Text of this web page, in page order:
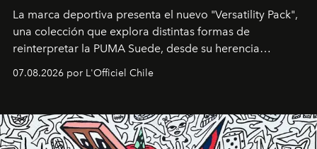
La marca deportiva presenta el nuevo "Versatility Pack",
una colección que explora distintas formas de
reinterpretar la PUMA Suede, desde su herencia
deportiva hasta una mirada moderna inspirada en el
diseño y el universo outdoor.
07.08.2026 por L'Officiel Chile